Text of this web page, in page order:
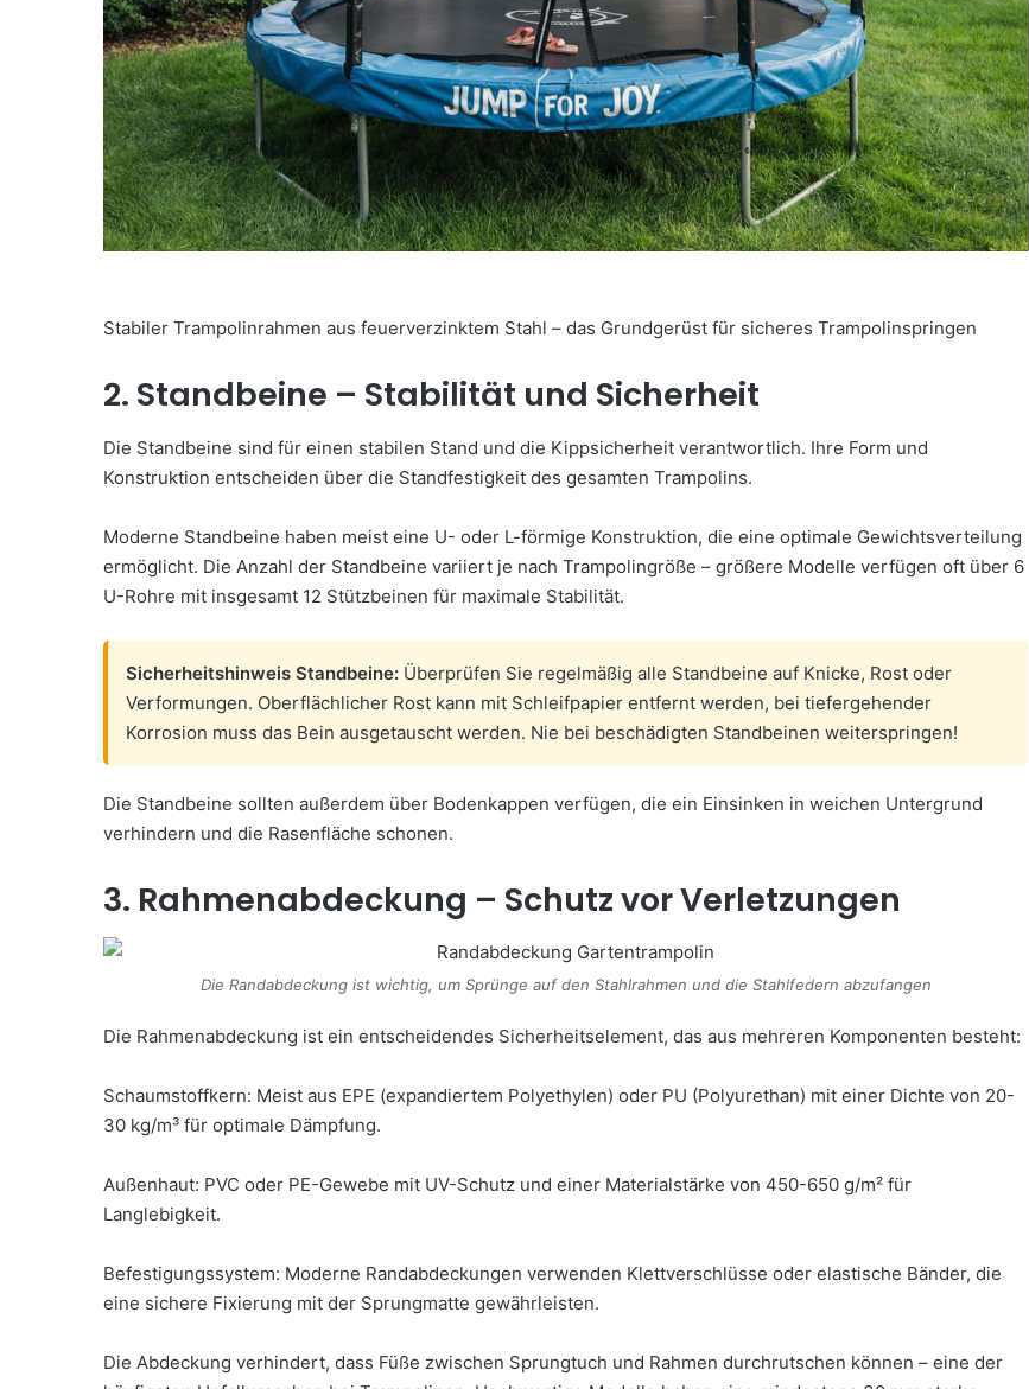
Stabiler Trampolinrahmen aus feuerverzinktem Stahl – das Grundgerüst für sicheres Trampolinspringen
2. Standbeine – Stabilität und Sicherheit
Die Standbeine sind für einen stabilen Stand und die Kippsicherheit verantwortlich. Ihre Form und
Konstruktion entscheiden über die Standfestigkeit des gesamten Trampolins.
Moderne Standbeine haben meist eine U- oder L-förmige Konstruktion, die eine optimale Gewichtsverteilung
ermöglicht. Die Anzahl der Standbeine variiert je nach Trampolingröße – größere Modelle verfügen oft über 6
U-Rohre mit insgesamt 12 Stützbeinen für maximale Stabilität.
Sicherheitshinweis Standbeine: Überprüfen Sie regelmäßig alle Standbeine auf Knicke, Rost oder
Verformungen. Oberflächlicher Rost kann mit Schleifpapier entfernt werden, bei tiefergehender
Korrosion muss das Bein ausgetauscht werden. Nie bei beschädigten Standbeinen weiterspringen!
Die Standbeine sollten außerdem über Bodenkappen verfügen, die ein Einsinken in weichen Untergrund
verhindern und die Rasenfläche schonen.
3. Rahmenabdeckung – Schutz vor Verletzungen
Die Randabdeckung ist wichtig, um Sprünge auf den Stahlrahmen und die Stahlfedern abzufangen
Die Rahmenabdeckung ist ein entscheidendes Sicherheitselement, das aus mehreren Komponenten besteht:
Schaumstoffkern: Meist aus EPE (expandiertem Polyethylen) oder PU (Polyurethan) mit einer Dichte von 20-
30 kg/m³ für optimale Dämpfung.
Außenhaut: PVC oder PE-Gewebe mit UV-Schutz und einer Materialstärke von 450-650 g/m² für
Langlebigkeit.
Befestigungssystem: Moderne Randabdeckungen verwenden Klettverschlüsse oder elastische Bänder, die
eine sichere Fixierung mit der Sprungmatte gewährleisten.
Die Abdeckung verhindert, dass Füße zwischen Sprungtuch und Rahmen durchrutschen können – eine der